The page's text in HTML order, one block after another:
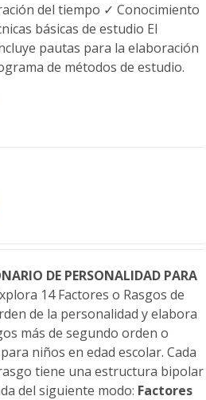
del tiempo ✓ Conocimiento
básicas de estudio El
pautas para la elaboración
de métodos de estudio.
DE PERSONALIDAD PARA
14 Factores o Rasgos de
de la personalidad y elabora
más de segundo orden o
niños en edad escolar. Cada
tiene una estructura bipolar
del siguiente modo: Factores